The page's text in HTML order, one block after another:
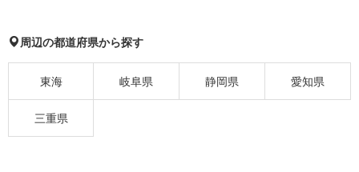
周辺の都道府県から探す
東海 岐阜県 静岡県 愛知県
三重県